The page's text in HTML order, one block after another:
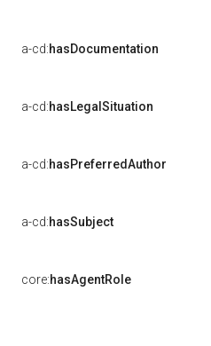
a-cd:hasDocumentation
a-cd:hasLegalSituation
a-cd:hasPreferredAuthor
a-cd:hasSubject
core:hasAgentRole